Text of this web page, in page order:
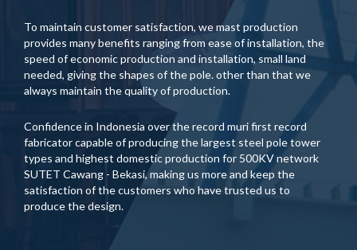
To maintain customer satisfaction, we mast production
provides many benefits ranging from ease of installation, the
speed of economic production and installation, small land
needed, giving the shapes of the pole. other than that we
always maintain the quality of production.
Confidence in Indonesia over the record muri first record
fabricator capable of producing the largest steel pole tower
types and highest domestic production for 500KV network
SUTET Cawang - Bekasi, making us more and keep the
satisfaction of the customers who have trusted us to
produce the design.